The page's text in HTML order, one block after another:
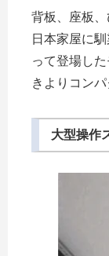
背板、座板
日本家屋に
って登場し
きよりコン
大型操作